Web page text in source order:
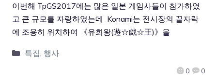
0 0
이번해 TpGS2017에는 많은 일본 게임사들이 참가하였
고 큰 규모를 자랑하였는데 Konami는 전시장의 끝자락
에 조용히 위치하여 《유희왕(遊☆戯☆王)》을
특집 행사